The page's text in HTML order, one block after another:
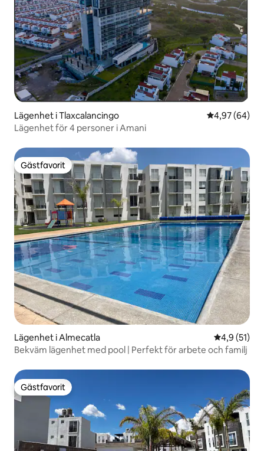
Lägenhet i Tlaxcalancingo 4,97 av 5 i
4,97 (64)
Lägenhet för 4 personer i Amani
Gästfavorit
Gästfavorit
Lägenhet i Almecatla 4,9 av 5 i
4,9 (51)
Bekväm lägenhet med pool | Perfekt för arbete och familj
Gästfavorit
Gästfavorit